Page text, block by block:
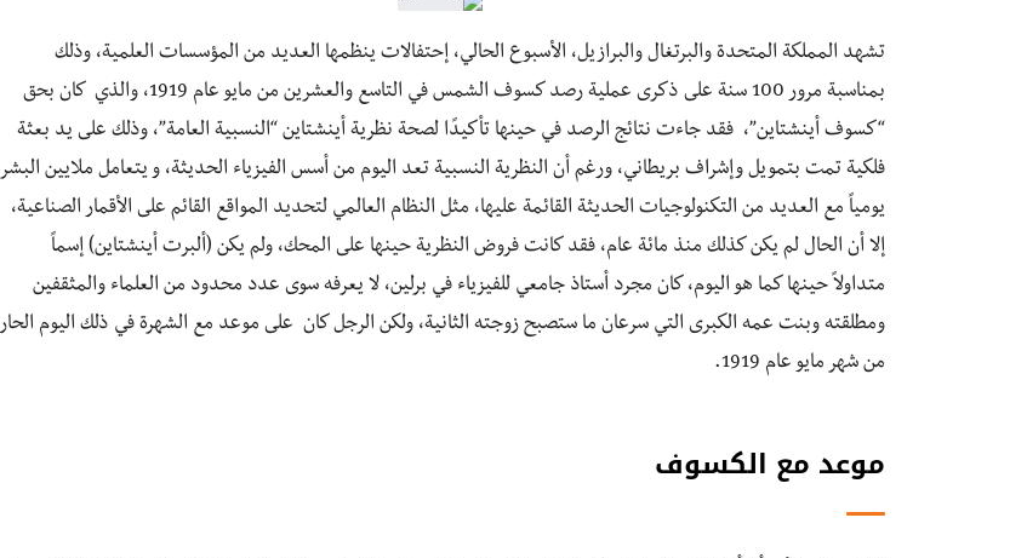
تشهد المملكة المتحدة والبرتغال والبرازيل، الأسبوع الحالي، إحتفالات ينظمها العديد من المؤسسات العلمية، وذلك
بمناسبة مرور 100 سنة على ذكرى عملية رصد كسوف الشمس في التاسع والعشرين من مايو عام 1919، والذي كان بحق
“كسوف أينشتاين”، فقد جاءت نتائج الرصد في حينها تأكيدًا لصحة نظرية أينشتاين “النسبية العامة”، وذلك على يد بعثة
فلكية تمت بتمويل وإشراف بريطاني، ورغم أن النظرية النسبية تعد اليوم من أسس الفيزياء الحديثة، و يتعامل ملايين البشر
يومياً مع العديد من التكنولوجيات الحديثة القائمة عليها، مثل النظام العالمي لتحديد المواقع القائم على الأقمار الصناعية،
إلا أن الحال لم يكن كذلك منذ مائة عام، فقد كانت فروض النظرية حينها على المحك، ولم يكن (ألبرت أينشتاين) إسماً
متداولاً حينها كما هو اليوم، كان مجرد أستاذ جامعي للفيزياء في برلين، لا يعرفه سوى عدد محدود من العلماء والمثقفين
ومطلقته وبنت عمه الكبرى التي سرعان ما ستصبح زوجته الثانية، ولكن الرجل كان على موعد مع الشهرة في ذلك اليوم الحار
من شهر مايو عام 1919.
موعد مع الكسوف